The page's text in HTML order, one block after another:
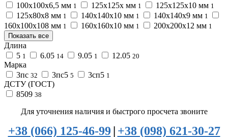
100х100х6,5 мм 1 125х125х мм 1 125х125х10 мм 1
125х80х8 мм 1 140х140х10 мм 1 140х140х9 мм 1
160х100х108 мм 1 160х160х10 мм 1 200х200х12 мм 1
Показать все
Длина
5 1 6.05 14 9.05 1 12.05 20
Марка
3пс 32 3пс5 5 3сп5 1
ДСТУ (ГОСТ)
8509 38
Для уточнения наличия и быстрого просчета звоните
+38 (066) 125-46-99 | +38 (098) 621-30-27